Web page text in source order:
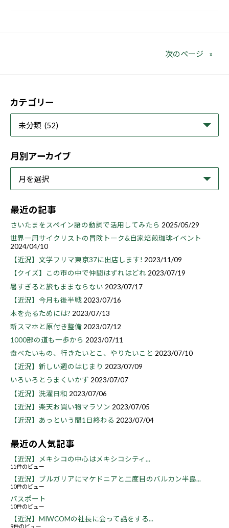
次のページ
カテゴリー
月別アーカイブ
最近の記事
さいたまをスペイン語の動詞で活用してみたら 2025/05/29
世界一周サイクリストの冒険トーク&自家焙煎珈琲イベント
2024/04/10
【近況】文学フリマ東京37に出店します! 2023/11/09
【クイズ】この市の中で仲間はずれはどれ 2023/07/19
暑すぎると旅もままならない 2023/07/17
【近況】今月も後半戦 2023/07/16
本を売るためには? 2023/07/13
新スマホと原付き整備 2023/07/12
1000部の道も一歩から 2023/07/11
食べたいもの、行きたいとこ、やりたいこと 2023/07/10
【近況】新しい週のはじまり 2023/07/09
いろいろとうまくいかず 2023/07/07
【近況】洗濯日和 2023/07/06
【近況】楽天お買い物マラソン 2023/07/05
【近況】あっという間1日終わる 2023/07/04
最近の人気記事
【近況】メキシコの中心はメキシコシティ...
11件のビュー
【近況】ブルガリアにマケドニアと二度目のバルカン半島...
10件のビュー
パスポート
10件のビュー
【近況】MIWCOMの社長に会って話をする...
9件のビュー